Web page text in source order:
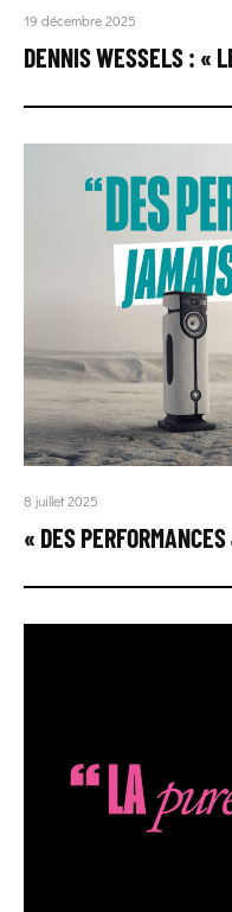
19 décembre 2025
DENNIS WESSELS : «
8 juillet 2025
« DES